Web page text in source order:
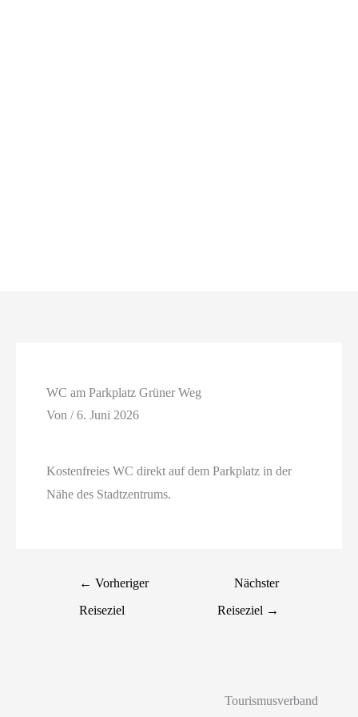
WC am Parkplatz Grüner Weg
Von/6. Juni 2026
Kostenfreies WC direkt auf dem Parkplatz in der
Nähe des Stadtzentrums.
← Vorheriger
Reiseziel
Nächster
Reiseziel →
Tourismusverband